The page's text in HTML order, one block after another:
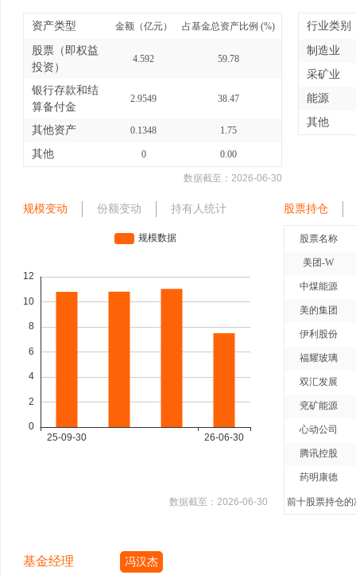
资产类型 金额（亿元） 占基金总资产比例 (%)
股票（即权益
投资）
4.592 59.78
银行存款和结
算备付金
2.9549 38.47
其他资产 0.1348 1.75
其他 0 0.00
数据截至： 2026-06-30
行业类别
制造业
采矿业
能源
其他
规模变动 份额变动 持有人统计
数据截至： 2026-06-30
股票持仓
股票名称
美团-W
中煤能源
美的集团
伊利股份
福耀玻璃
双汇发展
兖矿能源
心动公司
腾讯控股
药明康德
前十股票持仓的
基金经理 冯汉杰